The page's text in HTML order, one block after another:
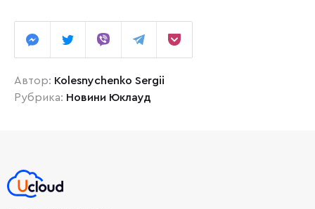
Автор: Kolesnychenko Sergii
Рубрика: Новини Юклауд